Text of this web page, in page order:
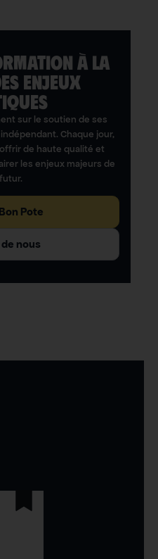
À LA
ENJEUX
sur le soutien de ses
Chaque jour,
de haute qualité et
les enjeux majeurs de
Pote
nous